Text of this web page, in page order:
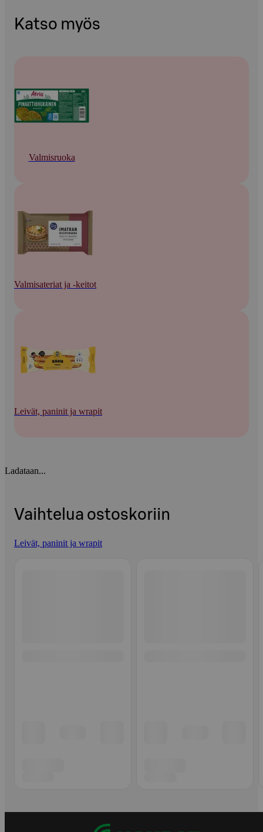
Katso myös
Valmisruoka
Valmisateriat ja -keitot
Leivät, paninit ja wrapit
Ladataan...
Vaihtelua ostoskoriin
Leivät, paninit ja wrapit